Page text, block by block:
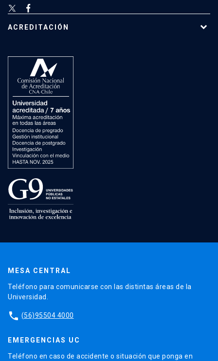
ACREDITACIÓN
MESA CENTRAL
Teléfono para comunicarse con las distintas áreas de la
Universidad.
phone (56)95504 4000
EMERGENCIAS UC
Teléfono en caso de accidente o situación que ponga en